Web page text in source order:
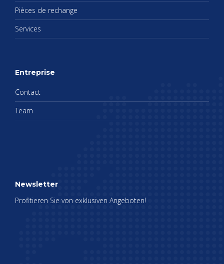
Pièces de rechange
Ser­vices
Entre­prise
Contact
Team
News­let­ter
Pro­fi­tie­ren Sie von exk­lu­si­ven Ange­bo­ten!